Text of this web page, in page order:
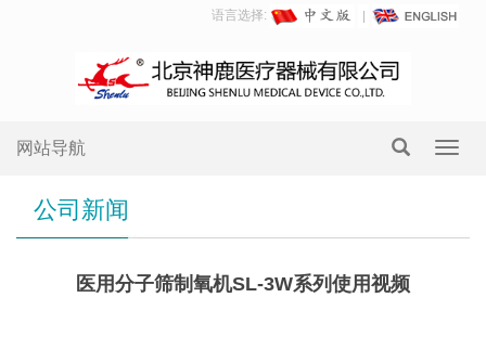
语言选择:
网站导航
公司新闻
医用分子筛制氧机SL-3W系列使用视频